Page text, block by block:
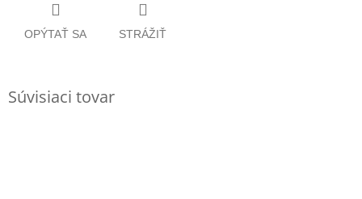
OPÝTAŤ SA STRÁŽIŤ
Súvisiaci tovar